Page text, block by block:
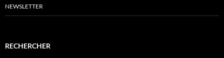
NEWSLETTER
RECHERCHER